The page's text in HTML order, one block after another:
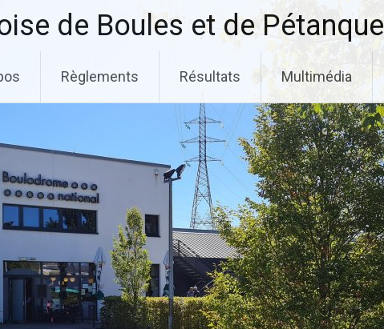
de Boules et de Pétanque
Règlements Résultats Multimédia